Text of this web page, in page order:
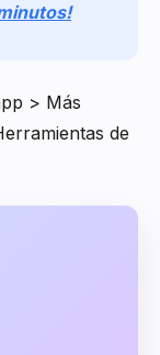
> Más
de